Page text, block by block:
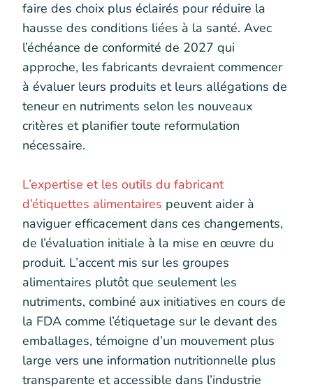
faire des choix plus éclairés pour réduire la
hausse des conditions liées à la santé. Avec
l’échéance de conformité de 2027 qui
approche, les fabricants devraient commencer
à évaluer leurs produits et leurs allégations de
teneur en nutriments selon les nouveaux
critères et planifier toute reformulation
nécessaire.
L’expertise et les outils du fabricant
d’étiquettes alimentaires peuvent aider à
naviguer efficacement dans ces changements,
de l’évaluation initiale à la mise en œuvre du
produit. L’accent mis sur les groupes
alimentaires plutôt que seulement les
nutriments, combiné aux initiatives en cours de
la FDA comme l’étiquetage sur le devant des
emballages, témoigne d’un mouvement plus
large vers une information nutritionnelle plus
transparente et accessible dans l’industrie